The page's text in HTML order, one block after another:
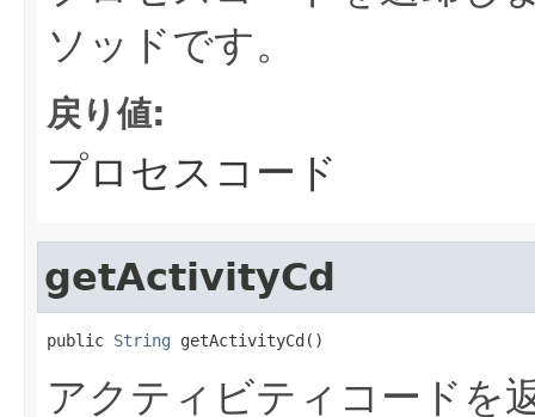
ソッドです。
戻り値:
プロセスコード
getActivityCd
public String getActivityCd()
アクティビティコードを